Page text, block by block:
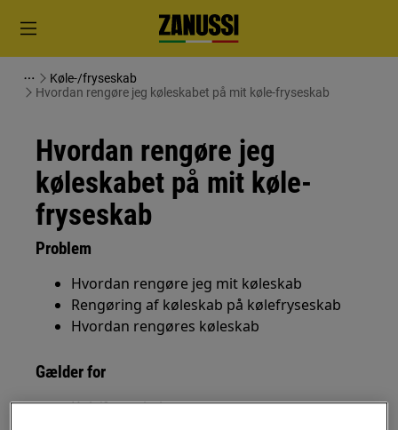
Køle-/fryseskab
Hvordan rengøre jeg køleskabet på mit køle-fryseskab
Hvordan rengøre jeg
køleskabet på mit køle-
fryseskab
Problem
Hvordan rengøre jeg mit køleskab
Rengøring af køleskab på kølefryseskab
Hvordan rengøres køleskab
Gælder for
Køl-/fryseskab